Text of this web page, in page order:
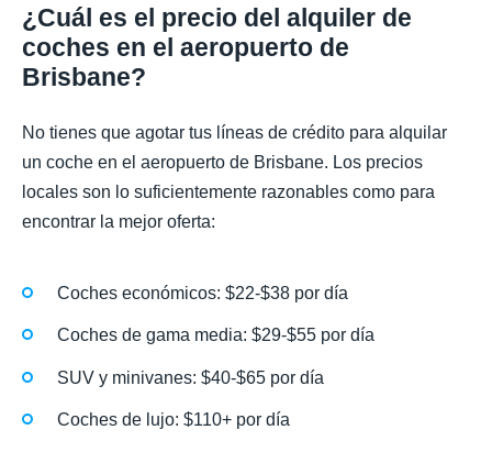
¿Cuál es el precio del alquiler de
coches en el aeropuerto de
Brisbane?
No tienes que agotar tus líneas de crédito para alquilar
un coche en el aeropuerto de Brisbane. Los precios
locales son lo suficientemente razonables como para
encontrar la mejor oferta:
Coches económicos: $22-$38 por día
Coches de gama media: $29-$55 por día
SUV y minivanes: $40-$65 por día
Coches de lujo: $110+ por día